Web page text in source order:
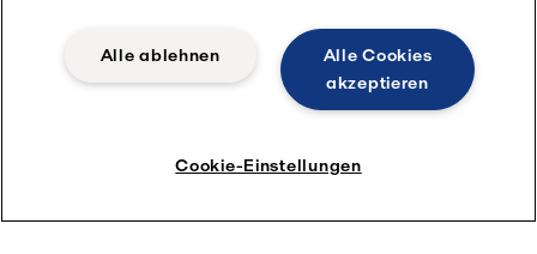
LinkedIn
YouTube
Geschäftsbedingungen
Alle Cookies
akzeptieren
Alle ablehnen
Cookie-Einstellungen